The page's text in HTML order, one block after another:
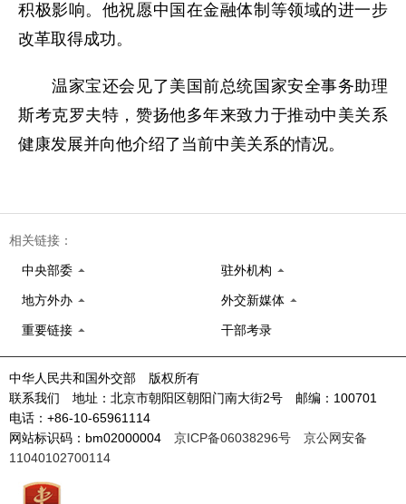
积极影响。他祝愿中国在金融体制等领域的进一步
改革取得成功。
温家宝还会见了美国前总统国家安全事务助理
斯考克罗夫特，赞扬他多年来致力于推动中美关系
健康发展并向他介绍了当前中美关系的情况。
相关链接：
中央部委 驻外机构
地方外办 外交新媒体
重要链接 干部考录
中华人民共和国外交部 版权所有
联系我们 地址：北京市朝阳区朝阳门南大街2号 邮编：100701
电话：+86-10-65961114
网站标识码：bm02000004 京ICP备06038296号
京公网安备
11040102700114